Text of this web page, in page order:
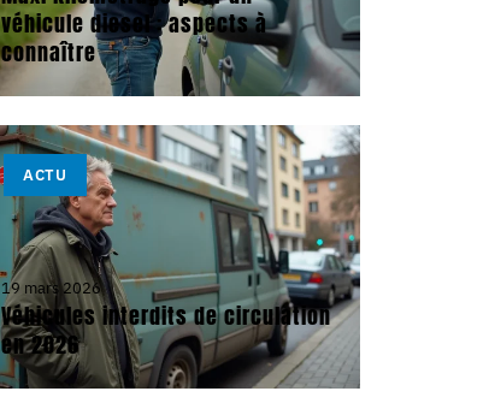
véhicule diesel : aspects à
connaître
ACTU
19 mars 2026
Véhicules interdits de circulation
en 2026